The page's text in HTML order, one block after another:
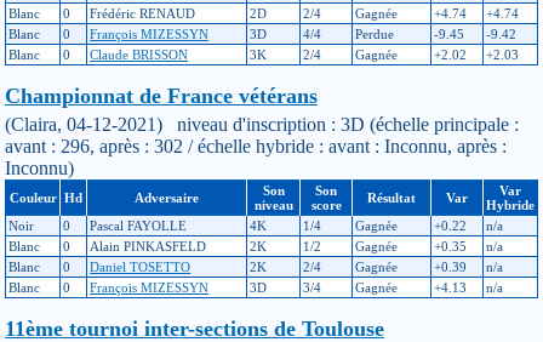
Blanc 0 Frédéric RENAUD 2D 2/4 Gagnée +4.74
+4.74
Blanc
0 François MIZESSYN 3D 4/4 Perdue -9.45
-9.42
Blanc
0 Claude BRISSON 3K 2/4 Gagnée +2.02 +2.03
Championnat de France vétérans
(Claira, 04-12-2021) niveau d'inscription : 3D (échelle principale :
avant : 296, après : 302 / échelle hybride : avant : Inconnu, après :
Inconnu)
Couleur Hd Adversaire
Son
niveau
Son
score
Résultat Var
Var
Hybride
Noir
0 Pascal FAYOLLE 4K 1/4 Gagnée +0.22
n/a
Blanc
0 Alain PINKASFELD 2K 1/2 Gagnée +0.35
n/a
Blanc
0 Daniel TOSETTO 2K 2/4 Gagnée +0.39
n/a
Blanc
0 François MIZESSYN 3D 3/4 Gagnée +4.13 n/a
11ème tournoi inter-sections de Toulouse